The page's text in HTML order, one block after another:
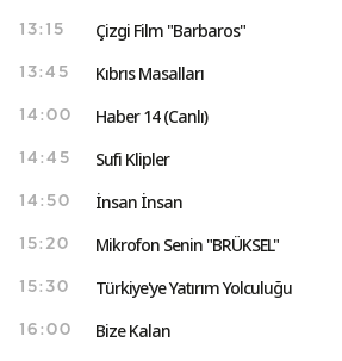
13:15 Çizgi Film "Barbaros"
13:45 Kıbrıs Masalları
14:00 Haber 14 (Canlı)
14:45 Sufi Klipler
14:50 İnsan İnsan
15:20 Mikrofon Senin "BRÜKSEL"
15:30 Türkiye'ye Yatırım Yolculuğu
16:00 Bize Kalan